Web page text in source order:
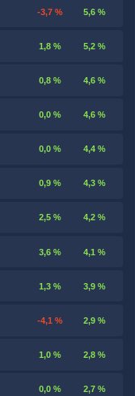
-3,7 % 5,6 %
1,8 % 5,2 %
0,8 % 4,6 %
0,0 % 4,6 %
0,0 % 4,4 %
0,9 % 4,3 %
2,5 % 4,2 %
3,6 % 4,1 %
1,3 % 3,9 %
-4,1 % 2,9 %
1,0 % 2,8 %
0,0 % 2,7 %